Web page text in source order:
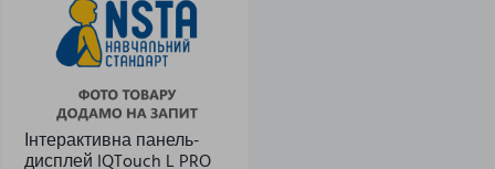
Інтерактивна панель-
дисплей IQTouch L PRO